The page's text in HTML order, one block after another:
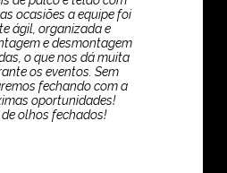
ocasiões a equipe foi
ágil, organizada e
e desmontagem
o que nos dá muita
os eventos. Sem
fechando com a
oportunidades!
olhos fechados!